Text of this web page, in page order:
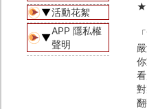
▼活動花絮
▼
APP 隱私權
聲明
★